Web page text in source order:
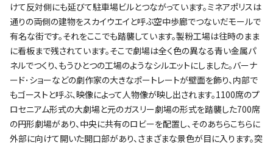
けて反対側にも延びて駐車場ビルとつながっています。ミネアポリスは
通りの両側の建物をスカイウエイと呼ぶ空中歩廊でつないだモールで
有名な街です。それをここでも踏襲しています。製粉工場は往時のまま
に看板まで残されています。そこで劇場は全く色の異なる青い金属パ
ネルでつくり、もうひとつの工場のようなシルエットにしました。バーナ
ード･ショーなどの劇作家の大きなポートレートが壁面を飾り、内部で
もゴーストと呼ぶ、映像によって人物像が映し出されます。1100席のプ
ロセニアム形式の大劇場と元のガスリー劇場の形式を踏襲した700席
の円形劇場があり、中央に共有のロビーを配置し、そのあちらこちらに
外部に向けて開いた開口部があり、さまざまな景色が目に入ります。突